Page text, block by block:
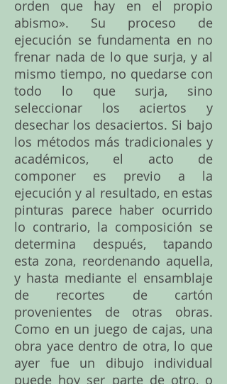
orden que hay en el propio
abismo». Su proceso de
ejecución se fundamenta en no
frenar nada de lo que surja, y al
mismo tiempo, no quedarse con
todo lo que surja, sino
seleccionar los aciertos y
desechar los desaciertos. Si bajo
los métodos más tradicionales y
académicos, el acto de
componer es previo a la
ejecución y al resultado, en estas
pinturas parece haber ocurrido
lo contrario, la composición se
determina después, tapando
esta zona, reordenando aquella,
y hasta mediante el ensamblaje
de recortes de cartón
provenientes de otras obras.
Como en un juego de cajas, una
obra yace dentro de otra, lo que
ayer fue un dibujo individual
puede hoy ser parte de otro, o